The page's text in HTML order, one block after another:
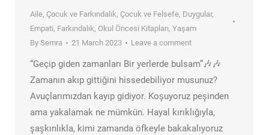
Aile, Çocuk ve Farkındalık, Çocuk ve Felsefe, Duygular,
Empati, Farkındalık, Okul Öncesi Kitapları, Yaşam
By Semra 21 March 2023 Leave a comment
“Geçip giden zamanları Bir yerlerde bulsam”🎶🎶
Zamanın akıp gittiğini hissedebiliyor musunuz?
Avuçlarımızdan kayıp gidiyor. Koşuyoruz peşinden
ama yakalamak ne mümkün. Hayal kırıklığıyla,
şaşkınlıkla, kimi zamanda öfkeyle bakakalıyoruz